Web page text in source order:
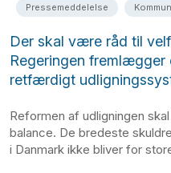
Pressemeddelelse
Der skal være råd til
Regeringen
retfærdigt
Reformen af udligningen
balance. De bredeste
i Danmark ikke bliver for